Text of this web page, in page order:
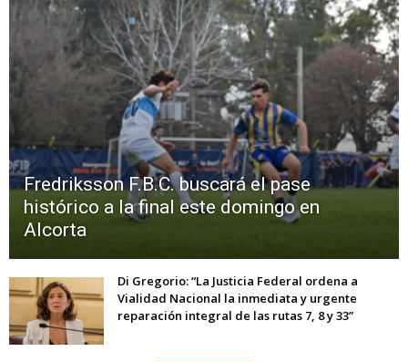
Fredriksson F.B.C. buscará el pase
histórico a la final este domingo en
Alcorta
Di Gregorio: “La Justicia Federal ordena a
Vialidad Nacional la inmediata y urgente
reparación integral de las rutas 7, 8 y 33”